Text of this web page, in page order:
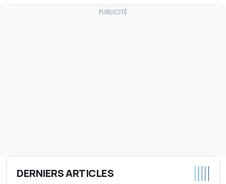
DERNIERS ARTICLES